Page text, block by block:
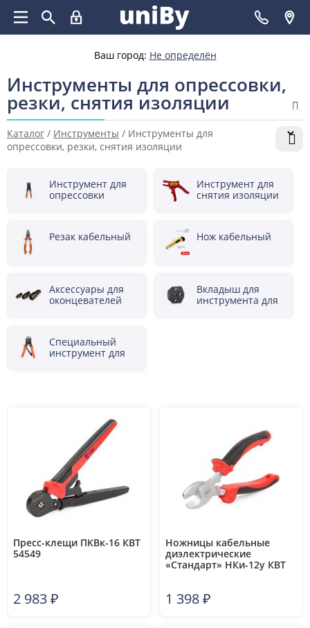
Ваш город: Не определён
Инструменты для опрессовки,
резки, снятия изоляции
Каталог / Инструменты / Инструменты для
опрессовки, резки, снятия изоляции
Инструмент для
опрессовки
проводов,
Инструмент для
снятия изоляции
Резак кабельный Нож кабельный
Аксессуары для
оконцевателей
Вкладыш для
инструмента для
Специальный
инструмент для
Пресс-клещи ПКВк-16 КВТ
54549
2 983₽
Ножницы кабельные
диэлектрические
«Стандарт» НКи-12у КВТ
1 398₽